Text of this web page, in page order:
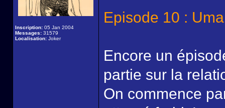
Inscription: 05 Jan 2004
Messages: 31579
Localisation: Joker
Episode 10 :
Encore un
partie sur la
On commence